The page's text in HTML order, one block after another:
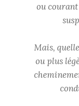
ou courant
Mais,
ou plus